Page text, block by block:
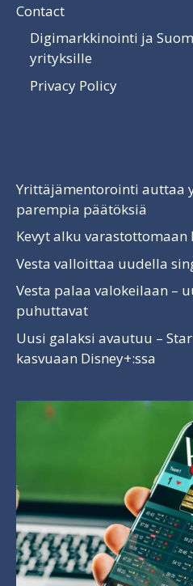
Contact
Digimarkkinointi ja
yrityksille
Privacy Policy
Yrittäjämentorointi auttaa
parempia päätöksiä
Kevyt alku
Vesta valloittaa uudella
Vesta palaa valokeilaan –
puhuttavat
Uusi galaksi avautuu –
kasvuaan Disney+:ssa